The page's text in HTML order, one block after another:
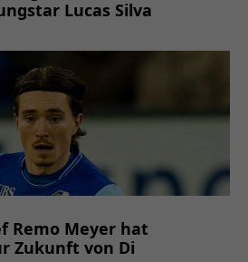
Lucas Silva
Remo Meyer hat
Zukunft von Di